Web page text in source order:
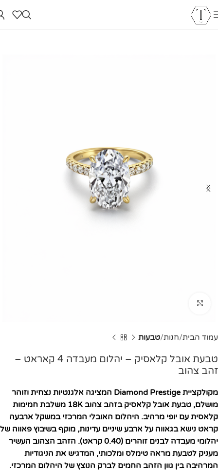
עמוד הבית חנות טבעות
טבעת אובל קלאסיק – יהלום מעבדה 4 קאראט –
זהב צהוב
מקולקציית Diamond Prestige המציגה אלגנטיות נצחית וזוהר
מושלם, טבעת אובל קלאסיק בזהב צהוב 18K משלבת חמימות
קלאסית עם יופי מרהיב. היהלום האובלי המרכזי במשקל ארבעה
קראט נישא בגאווה על ארבע שיניים עדינות, מוקף בשיבוץ פאווה של
יהלומי מעבדה לבנים זוהרים (0.40 קראט). הזהב הצהוב העשיר
מעניק לטבעת מראה טימלס ומלכותי, המדגיש את הניגודיות
המרהיבה בין גוון הזהב החמים לברק הנוצץ של היהלום המרכזי.